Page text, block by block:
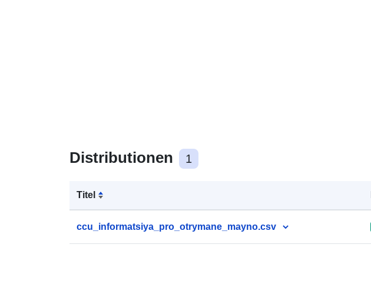
Distributionen 1
Titel
ccu_informatsiya_pro_otrymane_mayno.csv